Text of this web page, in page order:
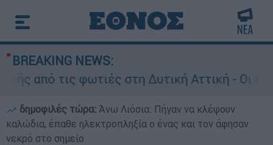
BREAKING NEWS:
από τις φωτιές στη Δυτική Αττική - Οι
δημοφιλές τώρα: Άνω Λιόσια: Πήγαν να κλέψουν
καλώδια, έπαθε ηλεκτροπληξία ο ένας και τον άφησαν
νεκρό στο σημείο